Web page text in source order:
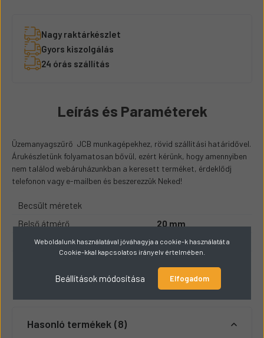
Nagy raktárkészlet
Gyors kiszolgálás
24 órás szállítás
Leírás és Paraméterek
​Üzemanyagszűrő JCB munkagépekhez, rövid szállítási határidővel.
Árukészletünk folyamatosan bővül, ezért kérünk, hogy amennyiben
nem találod webáruházunkban a keresett terméket, érdeklődj
telefonon vagy e-mailben és beszerezzük Neked!
Becsült méretek
Belső átmérő
20 mm
Külső átmérő
69 mm
Hasonló termékek 8
Weboldalunk használatával jóváhagyja a cookie-k használatát a
Cookie-kkal kapcsolatos irányelv értelmében.
Beállítások módosítása Elfogadom